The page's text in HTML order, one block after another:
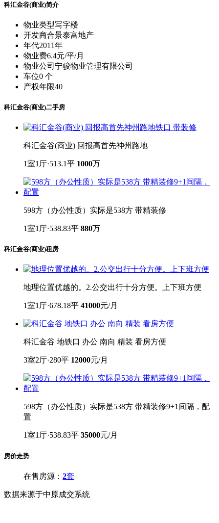
科汇金谷(商业)简介
物业类型写字楼
开发商合景泰富地产
年代2011年
物业费6.4元/平/月
物业公司 宁骏物业管理有限公司
车位0 个
产权年限40
科汇金谷(商业)二手房
科汇金谷(商业) 回报高首先神州路地
1室1厅·513.1平 1000万
598方（办公性质）实际是538方 带精装修
1室1厅·538.83平 880万
科汇金谷(商业)租房
地理位置优越的。2.公交出行十分方便。上下班方便
1室1厅·678.18平 41000元/月
科汇金谷 地铁口 办公 南向 精装 看房方便
3室2厅·280平 12000元/月
598方（办公性质）实际是538方 带精装修9+1间隔，配
置
1室1厅·538.83平 35000元/月
房价走势
在售房源： 2套
数据来源于中原成交系统